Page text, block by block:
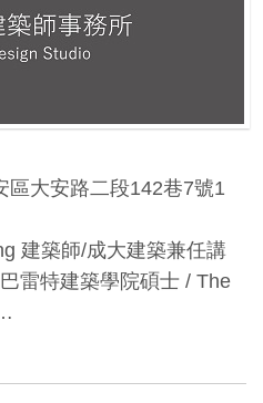
大安路二段142巷7號1
建築師/成大建築兼任講
雷特建築學院碩士 / The